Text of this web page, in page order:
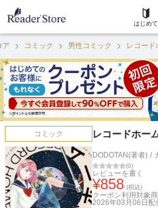
はじめて
ア コミック 男性コミック レコード
コミック レコードホー
DODOTAN(著者) /
(0)
レビューを書く
¥858 (税込)
クーポン利用対象
2026年03月06日 配